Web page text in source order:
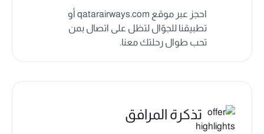
احجز عبر موقع qatarairways.com أو
تطبيقنا للجوّال لتظل على اتصال بمن
تحب طوال رحلتك معنا.
تذكرة المرافق